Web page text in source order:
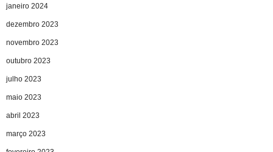
janeiro 2024
dezembro 2023
novembro 2023
outubro 2023
julho 2023
maio 2023
abril 2023
março 2023